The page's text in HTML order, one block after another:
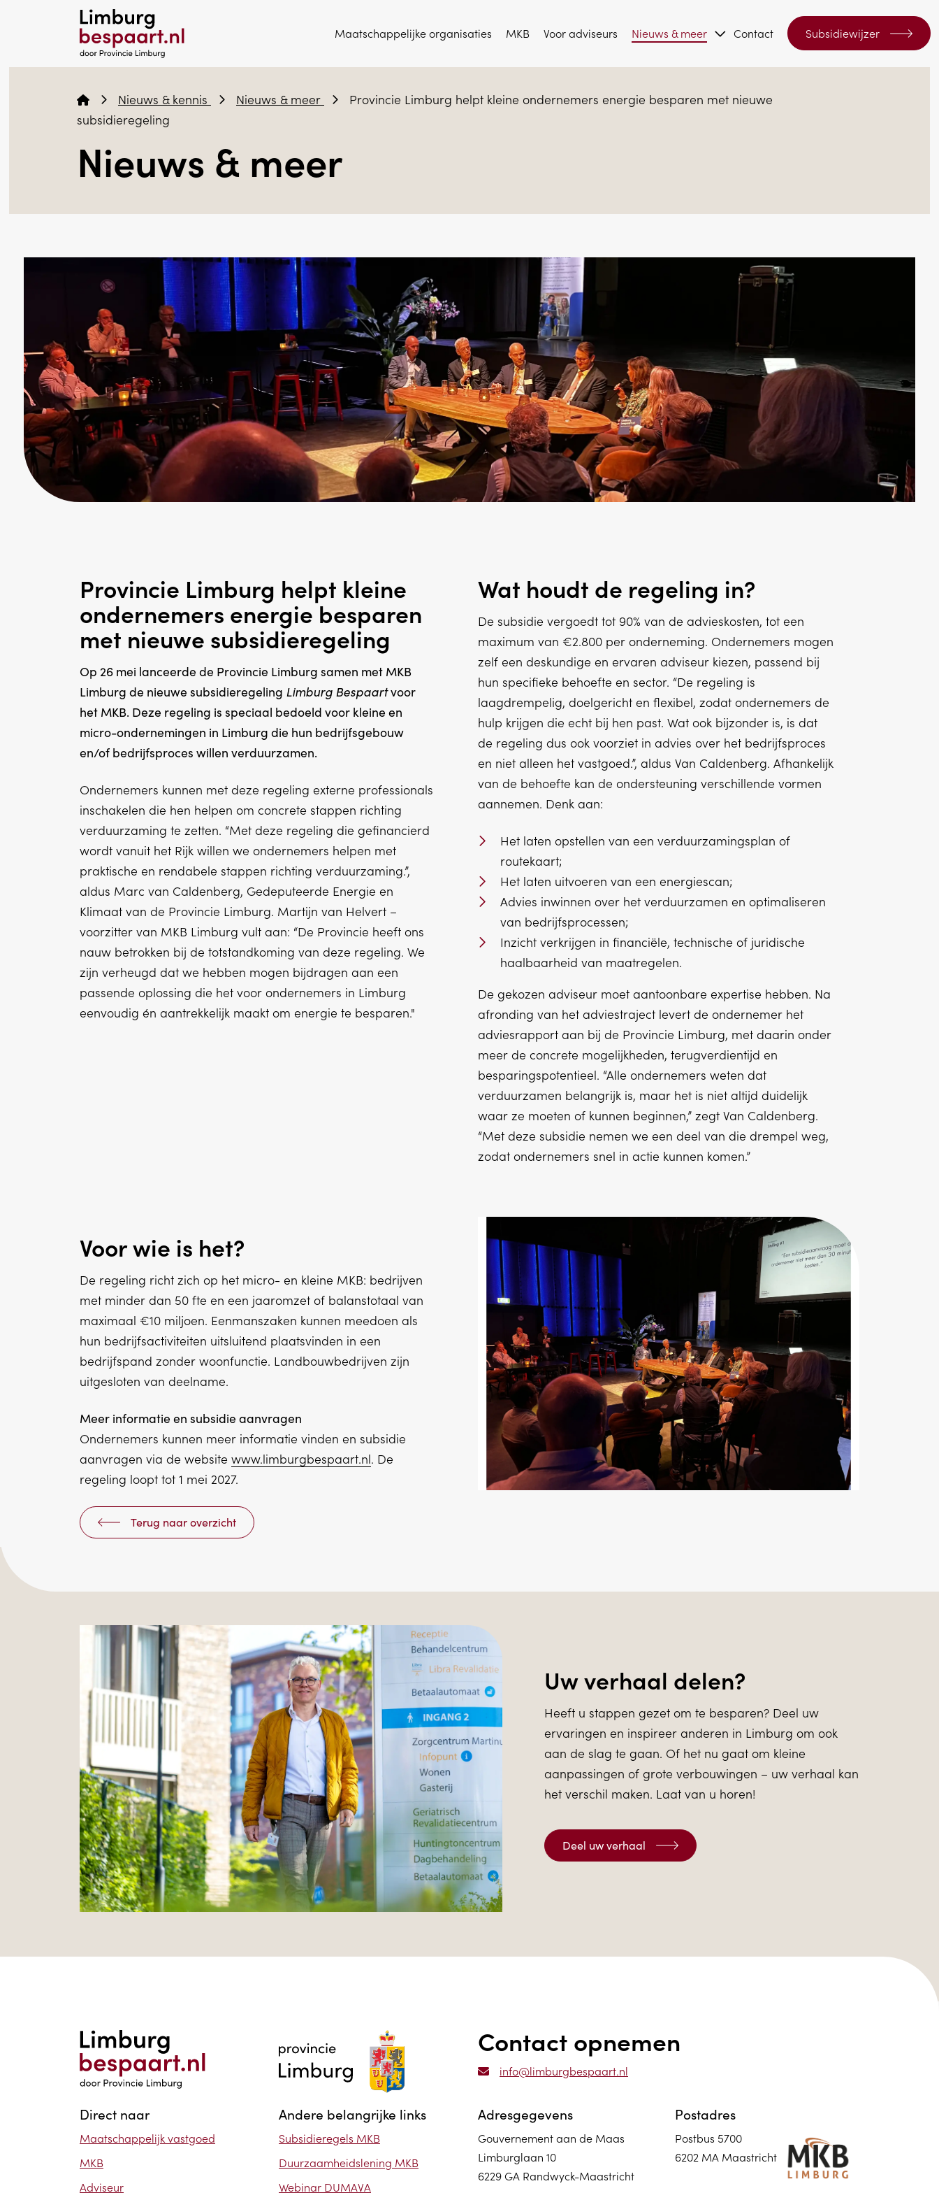
Maatschappelijke organisaties MKB Voor adviseurs Nieuws & meer Contact Subsidiewijzer
Nieuws & kennis Nieuws & meer
Provincie Limburg helpt kleine ondernemers energie besparen met nieuwe
subsidieregeling
Nieuws & meer
Provincie Limburg helpt kleine
ondernemers energie besparen
met nieuwe subsidieregeling
Op 26 mei lanceerde de Provincie Limburg samen met MKB
Limburg de nieuwe subsidieregeling Limburg Bespaartvoor
het MKB. Deze regeling is speciaal bedoeld voor kleine en
micro-ondernemingen in Limburg die hun bedrijfsgebouw
en/of bedrijfsproces willen verduurzamen.
Ondernemers kunnen met deze regeling externe professionals
inschakelen die hen helpen om concrete stappen richting
verduurzaming te zetten. “Met deze regeling die gefinancierd
wordt vanuit het Rijk willen we ondernemers helpen met
praktische en rendabele stappen richting verduurzaming.”,
aldus Marc van Caldenberg, Gedeputeerde Energie en
Klimaat van de Provincie Limburg. Martijn van Helvert –
voorzitter van MKB Limburg vult aan: “De Provincie heeft ons
nauw betrokken bij de totstandkoming van deze regeling. We
zijn verheugd dat we hebben mogen bijdragen aan een
passende oplossing die het voor ondernemers in Limburg
eenvoudig én aantrekkelijk maakt om energie te besparen."
Wat houdt de regeling in?
De subsidie vergoedt tot 90% van de advieskosten, tot een
maximum van €2.800 per onderneming. Ondernemers mogen
zelf een deskundige en ervaren adviseur kiezen, passend bij
hun specifieke behoefte en sector. “De regeling is
laagdrempelig, doelgericht en flexibel, zodat ondernemers de
hulp krijgen die echt bij hen past. Wat ook bijzonder is, is dat
de regeling dus ook voorziet in advies over het bedrijfsproces
en niet alleen het vastgoed.”, aldus Van Caldenberg. Afhankelijk
van de behoefte kan de ondersteuning verschillende vormen
aannemen. Denk aan:
Het laten opstellen van een verduurzamingsplan of
routekaart;
Het laten uitvoeren van een energiescan;
Advies inwinnen over het verduurzamen en optimaliseren
van bedrijfsprocessen;
Inzicht verkrijgen in financiële, technische of juridische
haalbaarheid van maatregelen.
De gekozen adviseur moet aantoonbare expertise hebben. Na
afronding van het adviestraject levert de ondernemer het
adviesrapport aan bij de Provincie Limburg, met daarin onder
meer de concrete mogelijkheden, terugverdientijd en
besparingspotentieel. “Alle ondernemers weten dat
verduurzamen belangrijk is, maar het is niet altijd duidelijk
waar ze moeten of kunnen beginnen,” zegt Van Caldenberg.
“Met deze subsidie nemen we een deel van die drempel weg,
zodat ondernemers snel in actie kunnen komen.”
Voor wie is het?
De regeling richt zich op het micro- en kleine MKB: bedrijven
met minder dan 50 fte en een jaaromzet of balanstotaal van
maximaal €10 miljoen. Eenmanszaken kunnen meedoen als
hun bedrijfsactiviteiten uitsluitend plaatsvinden in een
bedrijfspand zonder woonfunctie. Landbouwbedrijven zijn
uitgesloten van deelname.
Meer informatie en subsidie aanvragen
Ondernemers kunnen meer informatie vinden en subsidie
aanvragen via de website www.limburgbespaart.nl. De
regeling loopt tot 1 mei 2027.
Terug naar overzicht
Uw verhaal delen?
Heeft u stappen gezet om te besparen? Deel uw
ervaringen en inspireer anderen in Limburg om ook
aan de slag te gaan. Of het nu gaat om kleine
aanpassingen of grote verbouwingen – uw verhaal kan
het verschil maken. Laat van u horen!
Deel uw verhaal
Contact opnemen
info@limburgbespaart.nl
Direct naar
Maatschappelijk vastgoed
MKB
Adviseur
Andere belangrijke links
Subsidieregels MKB
Duurzaamheidslening MKB
Webinar DUMAVA
Adresgegevens
Gouvernement aan de Maas
Limburglaan 10
6229 GA Randwyck-Maastricht
Postadres
Postbus 5700
6202 MA Maastricht